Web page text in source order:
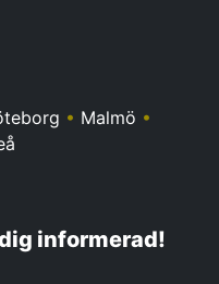
• Malmö •
informerad!